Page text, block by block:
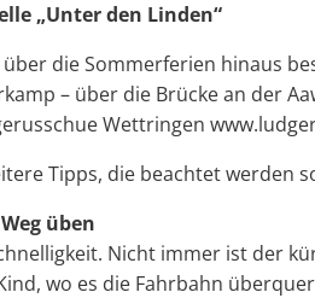
„Unter den Linden“
über die Sommerferien hinaus
– über die Brücke an der
Wettringen
Tipps, die beachtet werden
üben
Nicht immer ist der
wo es die Fahrbahn